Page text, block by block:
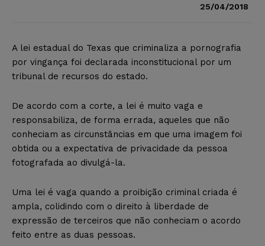
25/04/2018
A lei estadual do Texas que criminaliza a pornografia
por vingança foi declarada inconstitucional por um
tribunal de recursos do estado.
De acordo com a corte, a lei é muito vaga e
responsabiliza, de forma errada, aqueles que não
conheciam as circunstâncias em que uma imagem foi
obtida ou a expectativa de privacidade da pessoa
fotografada ao divulgá-la.
Uma lei é vaga quando a proibição criminal criada é
ampla, colidindo com o direito à liberdade de
expressão de terceiros que não conheciam o acordo
feito entre as duas pessoas.